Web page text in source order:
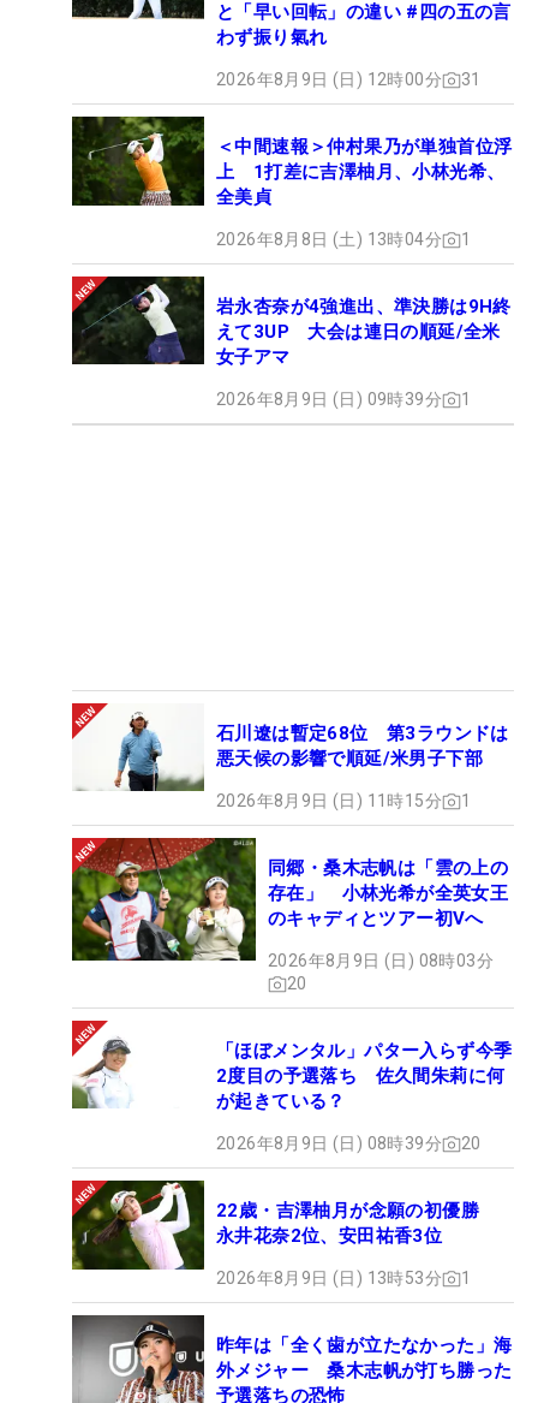
と「早い回転」の違い #四の五の言
わず振り氣れ
2026年8月9日 (日) 12時00分 31
＜中間速報＞仲村果乃が単独首位浮
上 1打差に吉澤柚月、小林光希、
全美貞
2026年8月8日 (土) 13時04分 1
岩永杏奈が4強進出、準決勝は9H終
えて3UP 大会は連日の順延/全米
女子アマ
2026年8月9日 (日) 09時39分 1
石川遼は暫定68位 第3ラウンドは
悪天候の影響で順延/米男子下部
2026年8月9日 (日) 11時15分 1
同郷・桑木志帆は「雲の上の
存在」 小林光希が全英女王
のキャディとツアー初Vへ
2026年8月9日 (日) 08時03分
20
「ほぼメンタル」パター入らず今季
2度目の予選落ち 佐久間朱莉に何
が起きている？
2026年8月9日 (日) 08時39分 20
22歳・吉澤柚月が念願の初優勝
永井花奈2位、安田祐香3位
2026年8月9日 (日) 13時53分 1
昨年は「全く歯が立たなかった」海
外メジャー 桑木志帆が打ち勝った
予選落ちの恐怖